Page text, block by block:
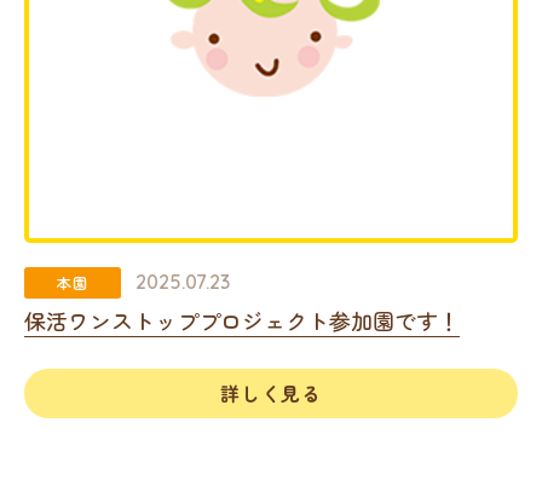
本園 2025.07.23
保活ワンストッププロジェクト参加園です！
詳しく見る